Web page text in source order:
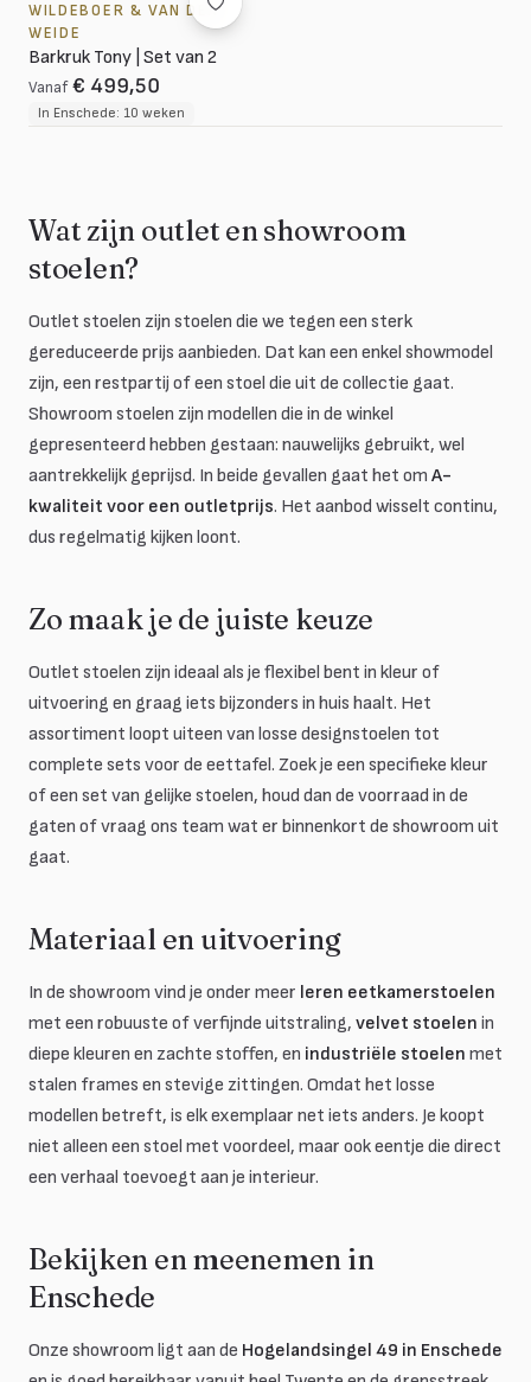
WILDEBOER & VAN DER
WEIDE
Barkruk Tony | Set van 2
Vanaf € 499,50
In Enschede: 10 weken
Wat zijn outlet en showroom
stoelen?
Outlet stoelen zijn stoelen die we tegen een sterk
gereduceerde prijs aanbieden. Dat kan een enkel showmodel
zijn, een restpartij of een stoel die uit de collectie gaat.
Showroom stoelen zijn modellen die in de winkel
gepresenteerd hebben gestaan: nauwelijks gebruikt, wel
aantrekkelijk geprijsd. In beide gevallen gaat het om A-
kwaliteit voor een outletprijs. Het aanbod wisselt continu,
dus regelmatig kijken loont.
Zo maak je de juiste keuze
Outlet stoelen zijn ideaal als je flexibel bent in kleur of
uitvoering en graag iets bijzonders in huis haalt. Het
assortiment loopt uiteen van losse designstoelen tot
complete sets voor de eettafel. Zoek je een specifieke kleur
of een set van gelijke stoelen, houd dan de voorraad in de
gaten of vraag ons team wat er binnenkort de showroom uit
gaat.
Materiaal en uitvoering
In de showroom vind je onder meer leren eetkamerstoelen
met een robuuste of verfijnde uitstraling, velvet stoelen in
diepe kleuren en zachte stoffen, en industriële stoelen met
stalen frames en stevige zittingen. Omdat het losse
modellen betreft, is elk exemplaar net iets anders. Je koopt
niet alleen een stoel met voordeel, maar ook eentje die direct
een verhaal toevoegt aan je interieur.
Bekijken en meenemen in
Enschede
Onze showroom ligt aan de Hogelandsingel 49 in Enschede